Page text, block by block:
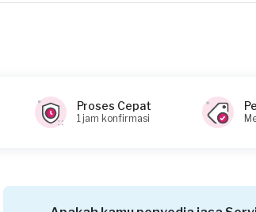
Proses Cepat
1 jam konfirmasi